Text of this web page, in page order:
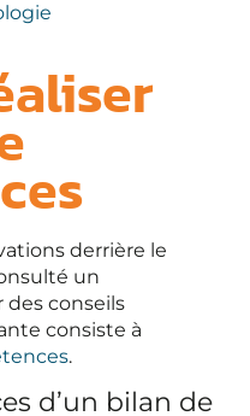
derrière le
un
conseils
consiste à
.
d’un bilan de